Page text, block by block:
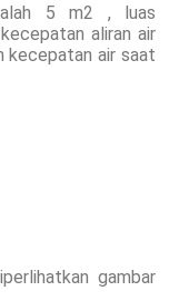
5 m2 , luas
aliran air
kecepatan air saat
gambar